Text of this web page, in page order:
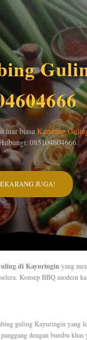
luar biasaKambing
085104604666.
JUGA!
di Kayuringin yang
Konsep BBQ modern
guling Kayuringin yang
dengan bumbu